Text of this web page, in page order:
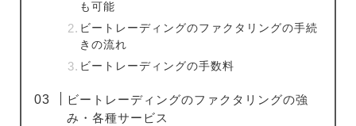
も可能
ビートレーディングのファクタリングの手続
きの流れ
ビートレーディングの手数料
ビートレーディングのファクタリングの強
み・各種サービス